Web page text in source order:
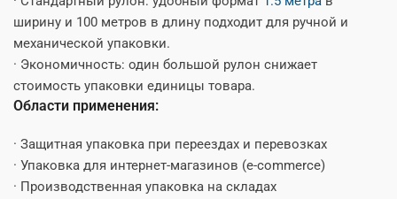
ширину и 100 метров в длину подходит для ручной и
механической упаковки.
· Экономичность: один большой рулон снижает
стоимость упаковки единицы товара.
Области применения:
· Защитная упаковка при переездах и перевозках
· Упаковка для интернет-магазинов (e-commerce)
· Производственная упаковка на складах